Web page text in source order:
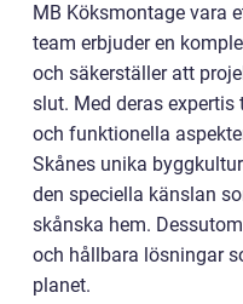
MB Köksmontage vara
team erbjuder en
och säkerställer att
slut. Med deras
och funktionella
Skånes unika
den speciella känslan
skånska hem.
och hållbara lösningar
planet.